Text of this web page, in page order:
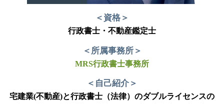
＜資格＞
行政書士・不動産鑑定士
＜所属事務所＞
MRS行政書士事務所
＜自己紹介＞
宅建業(不動産)と行政書士（法律）のダブルライセンスの